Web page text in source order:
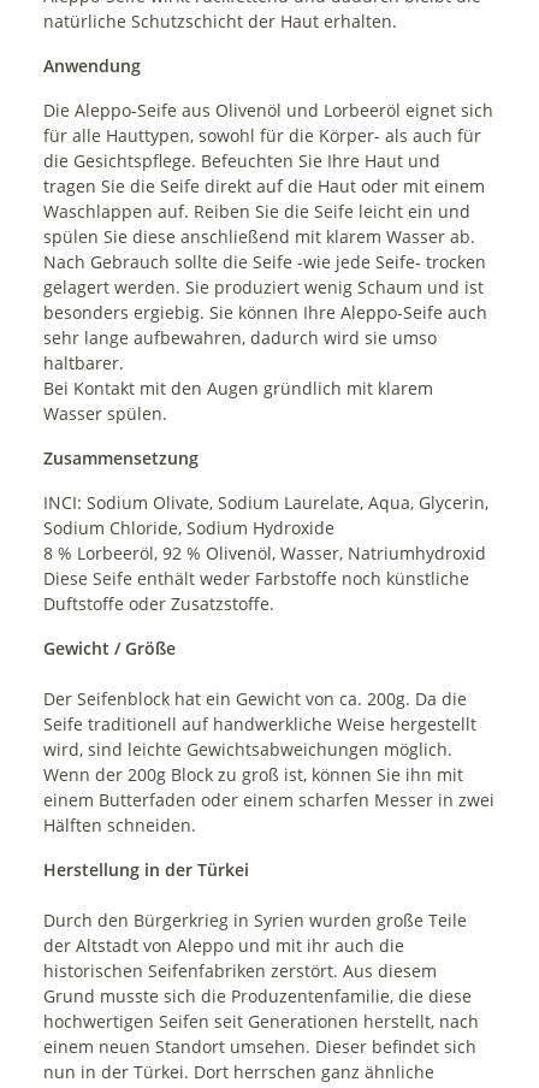
natürliche Schutzschicht der Haut erhalten.
Anwendung
Die Aleppo-Seife aus Olivenöl und Lorbeeröl eignet sich
für alle Hauttypen, sowohl für die Körper- als auch für
die Gesichtspflege. Befeuchten Sie Ihre Haut und
tragen Sie die Seife direkt auf die Haut oder mit einem
Waschlappen auf. Reiben Sie die Seife leicht ein und
spülen Sie diese anschließend mit klarem Wasser ab.
Nach Gebrauch sollte die Seife -wie jede Seife- trocken
gelagert werden. Sie produziert wenig Schaum und ist
besonders ergiebig. Sie können Ihre Aleppo-Seife auch
sehr lange aufbewahren, dadurch wird sie umso
haltbarer.
Bei Kontakt mit den Augen gründlich mit klarem
Wasser spülen.
Zusammensetzung
INCI: Sodium Olivate, Sodium Laurelate, Aqua, Glycerin,
Sodium Chloride, Sodium Hydroxide
8 % Lorbeeröl, 92 % Olivenöl, Wasser, Natriumhydroxid
Diese Seife enthält weder Farbstoffe noch künstliche
Duftstoffe oder Zusatzstoffe.
Gewicht / Größe
Der Seifenblock hat ein Gewicht von ca. 200g. Da die
Seife traditionell auf handwerkliche Weise hergestellt
wird, sind leichte Gewichtsabweichungen möglich.
Wenn der 200g Block zu groß ist, können Sie ihn mit
einem Butterfaden oder einem scharfen Messer in zwei
Hälften schneiden.
Herstellung in der Türkei
Durch den Bürgerkrieg in Syrien wurden große Teile
der Altstadt von Aleppo und mit ihr auch die
historischen Seifenfabriken zerstört. Aus diesem
Grund musste sich die Produzentenfamilie, die diese
hochwertigen Seifen seit Generationen herstellt, nach
einem neuen Standort umsehen. Dieser befindet sich
nun in der Türkei. Dort herrschen ganz ähnliche